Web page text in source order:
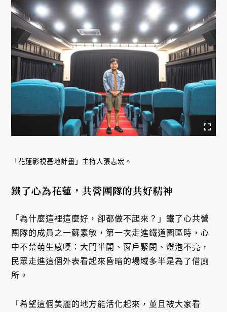
「花蓮影視基地計畫」主持人張志宏。
鐵了心為花蓮，共營團隊的共好精神
「為什麼這裡這麼好，卻都做不起來？」鐵了心共營
團隊的成員之一蘇素敏，第一次走進鐵道園區時，心
中不禁萌生感嘆：大門半開、窗戶緊閉、燈泡不亮，
民眾走進這個外表看起來昏暗的場域多半是為了借廁
所。
「希望這個美麗的地方能活化起來，並且被大家看